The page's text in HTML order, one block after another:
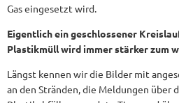
Gas eingesetzt wird.
Eigentlich ein geschlossener
Plastikmüll wird immer stärker zum
Längst kennen wir die Bilder mit
an den Stränden, die Meldungen über